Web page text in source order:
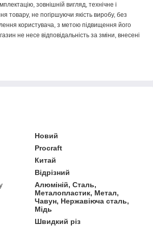
зовнішній вигляд, технічне і
товару, не погіршуючи якість виробу, без
користувача, з метою підвищення його
не несе відповідальність за зміни, внесені
Новий
Procraft
Китай
Відрізний
Алюміній, Сталь,
Металопластик, Метал,
Чавун, Нержавіюча сталь,
Мідь
Швидкий різ